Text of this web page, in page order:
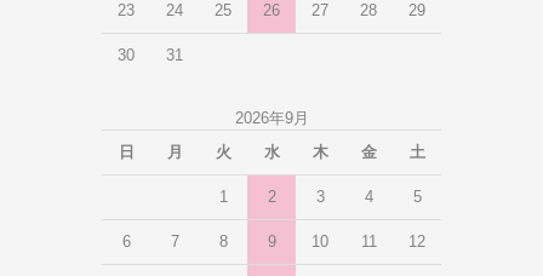
23 24 25 26 27 28 29
30 31
2026年9月
日
月 火 水 木 金 土
1 2 3 4 5
6 7 8 9 10 11 12